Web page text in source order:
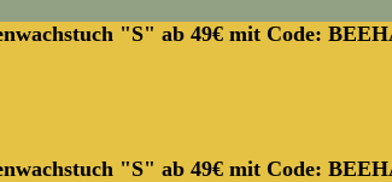
"S" ab 49€ mit Code:
"S" ab 49€ mit Code: